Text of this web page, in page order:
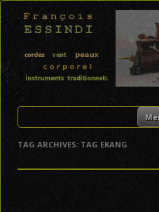
FRANÇOIS
TAG ARCHIVES: TAG EKANG